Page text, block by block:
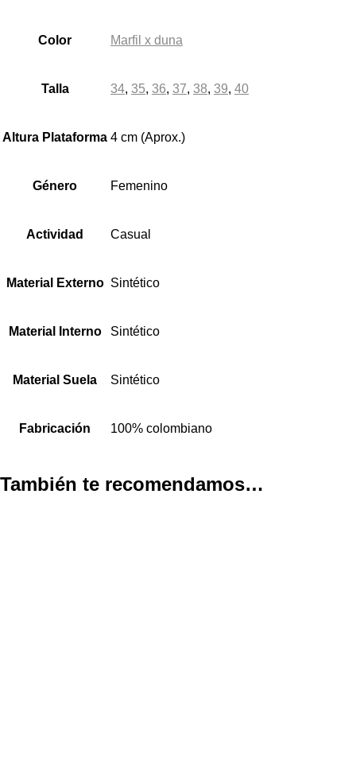
Color Marfil x duna
Talla 34, 35, 36, 37, 38, 39, 40
Altura Plataforma 4 cm (Aprox.)
Género Femenino
Actividad Casual
Material Externo Sintético
Material Interno Sintético
Material Suela Sintético
Fabricación 100% colombiano
También te recomendamos…